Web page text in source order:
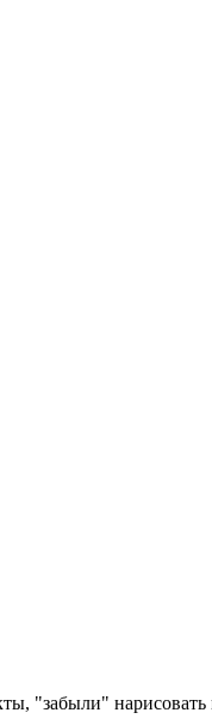
"забыли" нарисовать